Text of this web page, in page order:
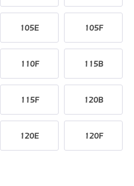
105E 105F
110F 115B
115F 120B
120E 120F